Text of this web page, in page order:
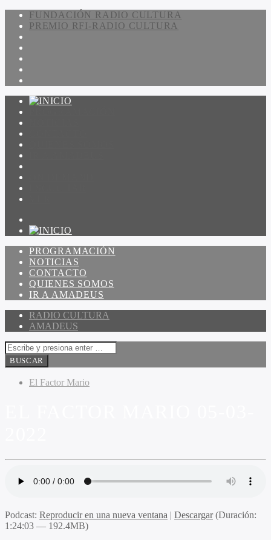
FUNDACIÓN RADIO CULTURA
PREMIO RFI-RADIO CULTURA
PROGRAMACIÓN
NOTICIAS
CONTACTO
QUIENES SOMOS
IR A AMADEUS
RADIO CULTURA
AMADEUS
El Factor Mario
Podcast: Reproducir en una nueva ventana | Descargar(Duración:
1:24:03 — 192.4MB)